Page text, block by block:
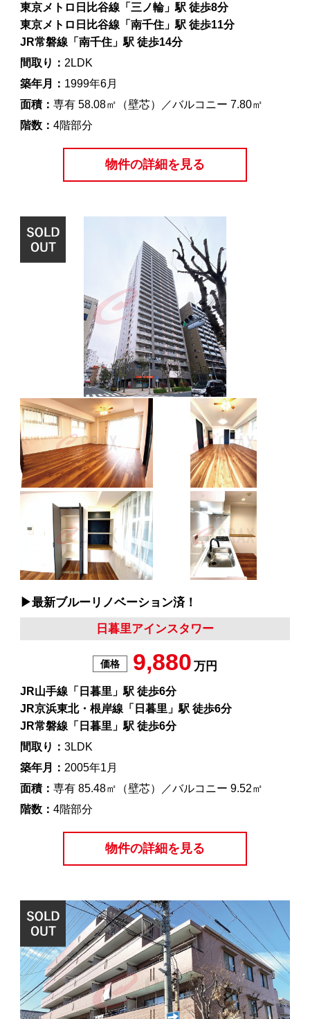
東京メトロ日比谷線「三ノ輪」駅 徒歩8分
東京メトロ日比谷線「南千住」駅 徒歩11分
JR常磐線「南千住」駅 徒歩14分
間取り： 2LDK
築年月： 1999年6月
面積： 専有 58.08㎡（壁芯）／バルコニー 7.80㎡
階数： 4階部分
物件の詳細を見る
▶︎最新ブルーリノベーション済！
日暮里アインスタワー
価格 9,880 万円
JR山手線「日暮里」駅 徒歩6分
JR京浜東北・根岸線「日暮里」駅 徒歩6分
JR常磐線「日暮里」駅 徒歩6分
間取り： 3LDK
築年月： 2005年1月
面積： 専有 85.48㎡（壁芯）／バルコニー 9.52㎡
階数： 4階部分
物件の詳細を見る